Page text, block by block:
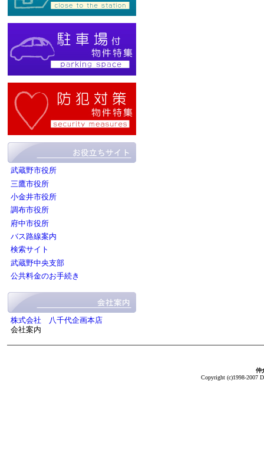
武蔵野市役所
三鷹市役所
小金井市役所
調布市役所
府中市役所
バス路線案内
検索サイト
武蔵野中央支部
公共料金のお手続き
株式会社 八千代企画本店
会社案内
仲
Copyright (c)1998-2007